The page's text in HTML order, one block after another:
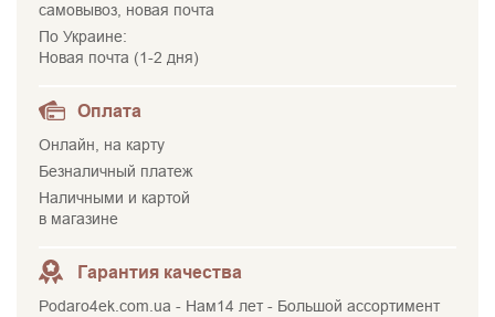
самовывоз, новая почта
По Украине:
Новая почта (1-2 дня)
Оплата
Онлайн, на карту
Безналичный платеж
Наличными и картой
в магазине
Гарантия качества
Podaro4ek.com.ua - Нам14 лет - Большой ассортимент